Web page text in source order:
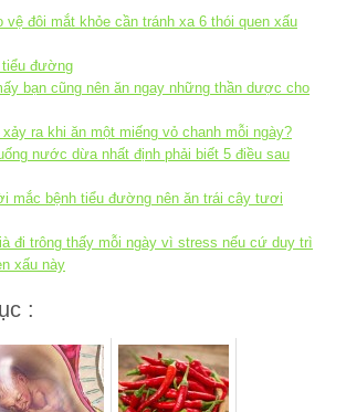
vệ đôi mắt khỏe cần tránh xa 6 thói quen xấu
tiểu đường
bạn cũng nên ăn ngay những thần dược cho
ra khi ăn một miếng vỏ chanh mỗi ngày?
nước dừa nhất định phải biết 5 điều sau
mắc bệnh tiểu đường nên ăn trái cây tươi
đi trông thấy mỗi ngày vì stress nếu cứ duy trì
xấu này
: